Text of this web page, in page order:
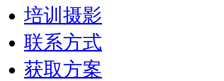
培训摄影
联系方式
获取方案